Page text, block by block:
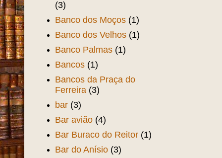
(3)
Banco dos Moços (1)
Banco dos Velhos (1)
Banco Palmas (1)
Bancos (1)
Bancos da Praça do
Ferreira (3)
bar (3)
Bar avião (4)
Bar Buraco do Reitor (1)
Bar do Anísio (3)